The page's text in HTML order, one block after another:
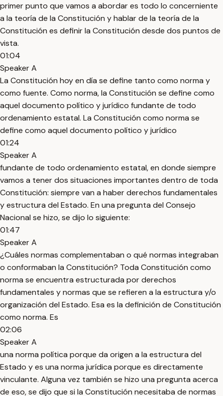
primer punto que vamos a abordar es todo lo concerniente
a la teoría de la Constitución y hablar de la teoría de la
Constitución es definir la Constitución desde dos puntos de
vista.
01:04
Speaker A
La Constitución hoy en día se define tanto como norma y
como fuente. Como norma, la Constitución se define como
aquel documento político y jurídico fundante de todo
ordenamiento estatal. La Constitución como norma se
define como aquel documento político y jurídico
01:24
Speaker A
fundante de todo ordenamiento estatal, en donde siempre
vamos a tener dos situaciones importantes dentro de toda
Constitución: siempre van a haber derechos fundamentales
y estructura del Estado. En una pregunta del Consejo
Nacional se hizo, se dijo lo siguiente:
01:47
Speaker A
¿Cuáles normas complementaban o qué normas integraban
o conformaban la Constitución? Toda Constitución como
norma se encuentra estructurada por derechos
fundamentales y normas que se refieren a la estructura y/o
organización del Estado. Esa es la definición de Constitución
como norma. Es
02:06
Speaker A
una norma política porque da origen a la estructura del
Estado y es una norma jurídica porque es directamente
vinculante. Alguna vez también se hizo una pregunta acerca
de eso, se dijo que si la Constitución necesitaba de normas